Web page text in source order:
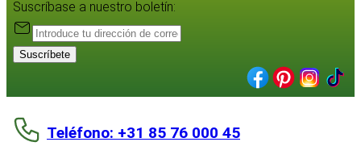
Suscríbase a nuestro boletín:
Suscríbete
Teléfono: +31 85 76 000 45